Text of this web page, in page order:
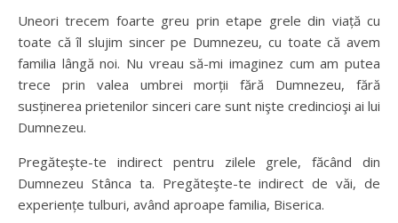
Uneori trecem foarte greu prin etape grele din viață cu
toate că îl slujim sincer pe Dumnezeu, cu toate că avem
familia lângă noi. Nu vreau să-mi imaginez cum am putea
trece prin valea umbrei morții fără Dumnezeu, fără
susținerea prietenilor sinceri care sunt nişte credincioşi ai lui
Dumnezeu.
Pregăteşte-te indirect pentru zilele grele, făcând din
Dumnezeu Stânca ta. Pregăteşte-te indirect de văi, de
experiențe tulburi, având aproape familia, Biserica.